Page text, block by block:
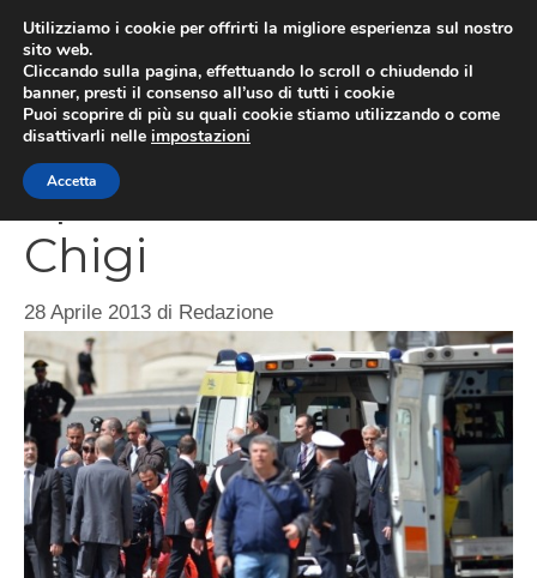
contenuto
Spari a Palazzo
Chigi
28 Aprile 2013 di Redazione
Utilizziamo i cookie per offrirti la migliore esperienza sul nostro
sito web.
Cliccando sulla pagina, effettuando lo scroll o chiudendo il
banner, presti il consenso all’uso di tutti i cookie
Puoi scoprire di più su quali cookie stiamo utilizzando o come
disattivarli nelle impostazioni
Accetta